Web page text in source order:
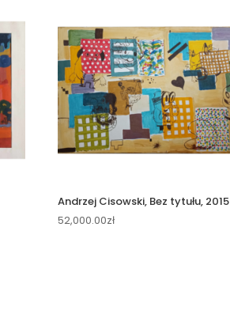
Andrzej Cisowski, Bez tytułu, 2015
52,000.00zł